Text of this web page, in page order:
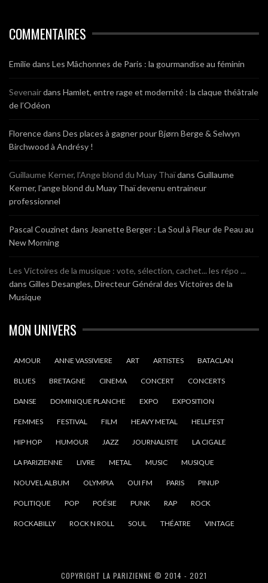
COMMENTAIRES
Emiliedans Les Mâchonnes de Paris : la gourmandise au féminin
Sevenairdans Hamlet, entre rage et modernité : la claque théâtrale
de l’Odéon
Florencedans Des places à gagner pour Bjørn Berge & Selwyn
Birchwood à Andrésy !
Guillaume Kerner, l’Ange blond du Muay Thaïdans Guillaume
Kerner, l’ange blond du Muay Thaï devenu entraineur
professionnel
Pascal Couzinet dans Jeanette Berger : La Soul à Fleur de Peau au
New Morning
Les Victoires de la musique : vote, sélection, cachet... les répo ...
dans Gilles Desangles, Directeur Général des Victoires de la
Musique
MON UNIVERS
AMOUR ANNE VASSIVIERE ART ARTISTES BATACLAN
BLUES BRETAGNE CINEMA CONCERT CONCERTS
DANSE DOMINIQUE PLANCHE EXPO EXPOSITION
FEMMES FESTIVAL FILM HEAVY METAL HELLFEST
HIP HOP HUMOUR JAZZ JOURNALISTE LA CIGALE
LA PARIZIENNE LIVRE METAL MUSIC MUSIQUE
NOUVEL ALBUM OLYMPIA OUI FM PARIS PINUP
POLITIQUE POP POÉSIE PUNK RAP ROCK
ROCKABILLY ROCK N ROLL SOUL THÉATRE VINTAGE
COPYRIGHT LA PARIZIENNE © 2014 - 2021